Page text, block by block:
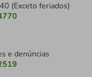
(Exceto feriados)
e denúncias